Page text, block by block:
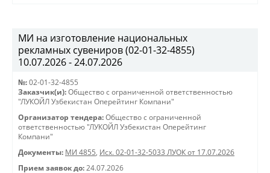
МИ на изготовление национальных
рекламных сувениров (02-01-32-4855)
10.07.2026 - 24.07.2026
№: 02-01-32-4855
Заказчик(и): Общество с ограниченной ответственностью
"ЛУКОЙЛ Узбекистан Оперейтинг Компани"
Организатор тендера: Общество с ограниченной
ответственностью "ЛУКОЙЛ Узбекистан Оперейтинг
Компани"
Документы: МИ 4855, Исх. 02-01-32-5033 ЛУОК от 17.07.2026
Прием заявок до: 24.07.2026